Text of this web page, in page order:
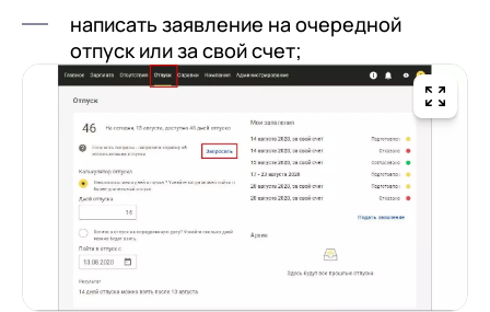
написать заявление на очередной
отпуск или за свой счет;